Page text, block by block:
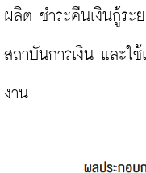
ผลิต ชำระคืนเงินกู้ระ
สถาบันการเงิน และใ
งาน